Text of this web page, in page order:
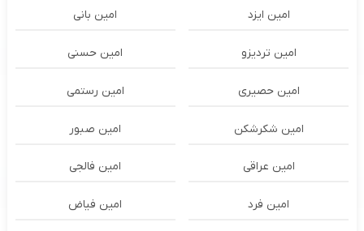
امین ایزد امین بانی
امین تردیزو امین حسنی
امین حصیری امین رستمی
امین شکرشکن امین صبور
امین عراقی امین فالجی
امین فرد امین فیاض